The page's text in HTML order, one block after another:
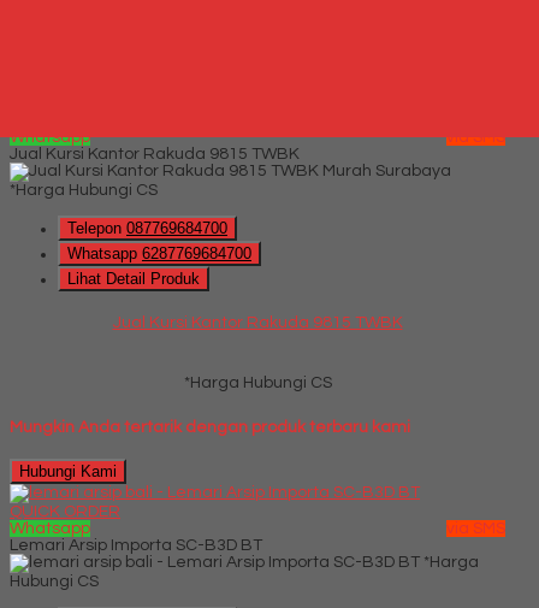
Whatsapp
via SMS
Jual Kursi Kantor Rakuda 9815 TWBK
*Harga Hubungi CS
Telepon 087769684700
Whatsapp 6287769684700
Lihat Detail Produk
Jual Kursi Kantor Rakuda 9815 TWBK
*Harga Hubungi CS
Mungkin Anda tertarik dengan produk terbaru kami
Hubungi Kami
QUICK ORDER
Whatsapp
via SMS
Lemari Arsip Importa SC-B3D BT
*Harga
Hubungi CS